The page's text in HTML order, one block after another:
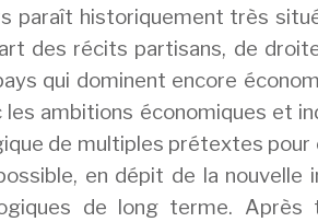
paraît historiquement très
des récits partisans, de
qui dominent encore
les ambitions économiques et
de multiples prétextes
en dépit de la
de long terme. Après